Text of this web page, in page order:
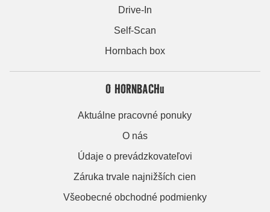
Drive-In
Self-Scan
Hornbach box
O HORNBACHu
Aktuálne pracovné ponuky
O nás
Údaje o prevádzkovateľovi
Záruka trvale najnižších cien
Všeobecné obchodné podmienky